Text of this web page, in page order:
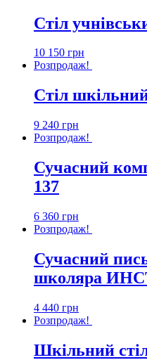
Стіл
10 150 грн
Розпродаж!
Стіл
9 240 грн
Розпродаж!
Сучасний
137
6 360 грн
Розпродаж!
Сучасний
школяра
4 440 грн
Розпродаж!
Шкільний